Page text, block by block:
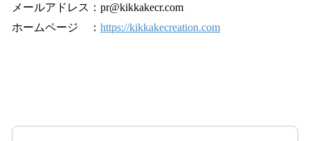
メールアドレス：pr@kikkakecr.com
ホームページ ： https://kikkakecreation.com